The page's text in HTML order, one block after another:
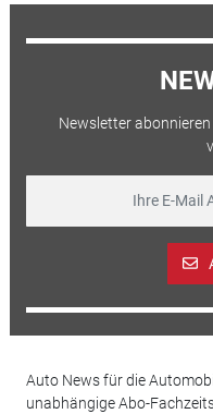
Newsletter
Auto News für die
unabhängige Abo-